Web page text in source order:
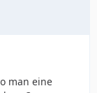
man eine